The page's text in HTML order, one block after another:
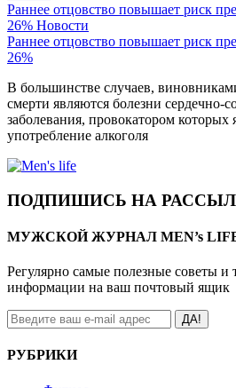
Раннее отцовство повышает риск
26% Новости
Раннее отцовство повышает риск
26%
В большинстве случаев,
смерти являются болезни сердечно-
заболевания, провокатором которых
употребление алкоголя
ПОДПИШИСЬ НА
МУЖСКОЙ ЖУРНАЛ MEN’s
Регулярно самые полезные советы и
информации на ваш почтовый ящик
ДА!
РУБРИКИ